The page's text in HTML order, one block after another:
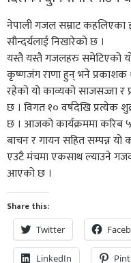
नेपाली गजल सम्राट
सौन्दर्यलाई निखारेको छ ।
यस्तै यस्तै गजलहरु समेटिएको
कृष्णजंग राणा हुन् भने प्रकाशक
रहेको यो काव्यको साजसज्जा र
छ । विगत १० वर्षदेखि प्रत्येक
छ । आजको कार्यक्रममा करिब
बाचन र गायन सहित सम्पन्न यो
एउटै मंचमा एकसाथ ल्याउने
आएको छ ।
Share this:
Twitter
LinkedIn